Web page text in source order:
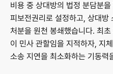
비용 중 상대방의 법정 분담분
피보전권리로 설정하고, 상대방
처분을 원천 봉쇄했습니다. 최
이 민사 관할임을 지적하자, 지
소송 지연을 최소화하는 기동력